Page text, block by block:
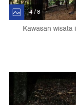
4 / 8
Kawasan